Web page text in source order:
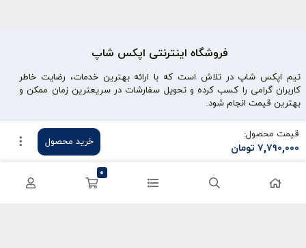
قیمت محصول:
تومان ۷,۷۹۰,۰۰۰
خرید محصول
فروشگاه اینترنتی اپکس شاپ
تیم اپکس شاپ در تلاش است که با ارائه بهترین خدمات، رضایت خاطر
کاربران گرامی را کسب کرده و تحویل سفارشات در سریعترین زمان ممکن و
بهترین قیمت انجام شود.
محصولات محبوب
سی پی کالاف
کریستال گنشین
دسترسی سریع
حساب کاربری
سفارشات
0